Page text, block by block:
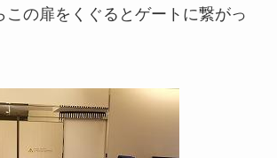
この扉をくぐるとゲートに繋がっ